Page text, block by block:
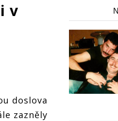
v
doslova
zazněly